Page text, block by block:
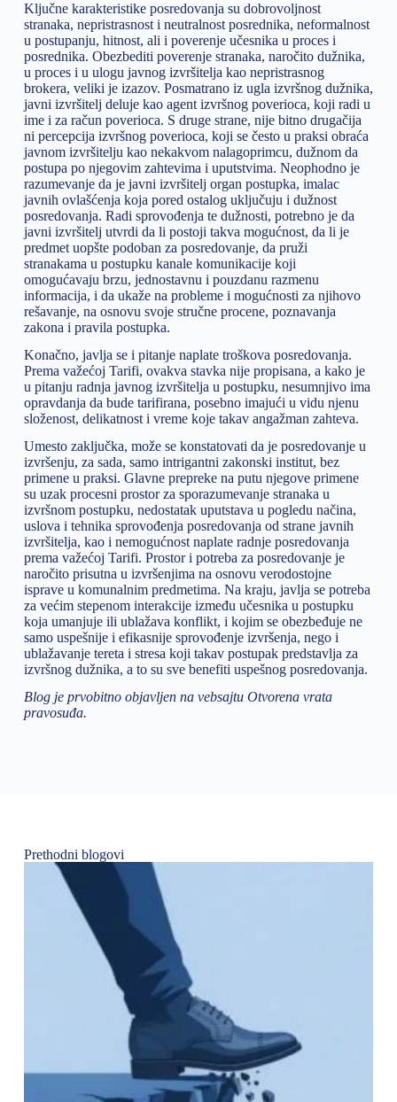
Ključne karakteristike posredovanja su dobrovoljnost
stranaka, nepristrasnost i neutralnost posrednika, neformalnost
u postupanju, hitnost, ali i poverenje učesnika u proces i
posrednika. Obezbediti poverenje stranaka, naročito dužnika,
u proces i u ulogu javnog izvršitelja kao nepristrasnog
brokera, veliki je izazov. Posmatrano iz ugla izvršnog dužnika,
javni izvršitelj deluje kao agent izvršnog poverioca, koji radi u
ime i za račun poverioca. S druge strane, nije bitno drugačija
ni percepcija izvršnog poverioca, koji se često u praksi obraća
javnom izvršitelju kao nekakvom nalagoprimcu, dužnom da
postupa po njegovim zahtevima i uputstvima. Neophodno je
razumevanje da je javni izvršitelj organ postupka, imalac
javnih ovlašćenja koja pored ostalog uključuju i dužnost
posredovanja. Radi sprovođenja te dužnosti, potrebno je da
javni izvršitelj utvrdi da li postoji takva mogućnost, da li je
predmet uopšte podoban za posredovanje, da pruži
stranakama u postupku kanale komunikacije koji
omogućavaju brzu, jednostavnu i pouzdanu razmenu
informacija, i da ukaže na probleme i mogućnosti za njihovo
rešavanje, na osnovu svoje stručne procene, poznavanja
zakona i pravila postupka.
Konačno, javlja se i pitanje naplate troškova posredovanja.
Prema važećoj Tarifi, ovakva stavka nije propisana, a kako je
u pitanju radnja javnog izvršitelja u postupku, nesumnjivo ima
opravdanja da bude tarifirana, posebno imajući u vidu njenu
složenost, delikatnost i vreme koje takav angažman zahteva.
Umesto zaključka, može se konstatovati da je posredovanje u
izvršenju, za sada, samo intrigantni zakonski institut, bez
primene u praksi. Glavne prepreke na putu njegove primene
su uzak procesni prostor za sporazumevanje stranaka u
izvršnom postupku, nedostatak uputstava u pogledu načina,
uslova i tehnika sprovođenja posredovanja od strane javnih
izvršitelja, kao i nemogućnost naplate radnje posredovanja
prema važećoj Tarifi. Prostor i potreba za posredovanje je
naročito prisutna u izvršenjima na osnovu verodostojne
isprave u komunalnim predmetima. Na kraju, javlja se potreba
za većim stepenom interakcije između učesnika u postupku
koja umanjuje ili ublažava konflikt, i kojim se obezbeđuje ne
samo uspešnije i efikasnije sprovođenje izvršenja, nego i
ublažavanje tereta i stresa koji takav postupak predstavlja za
izvršnog dužnika, a to su sve benefiti uspešnog posredovanja.
Blog je prvobitno objavljen na vebsajtu Otvorena vrata
pravosuđa.
Prethodni blogovi